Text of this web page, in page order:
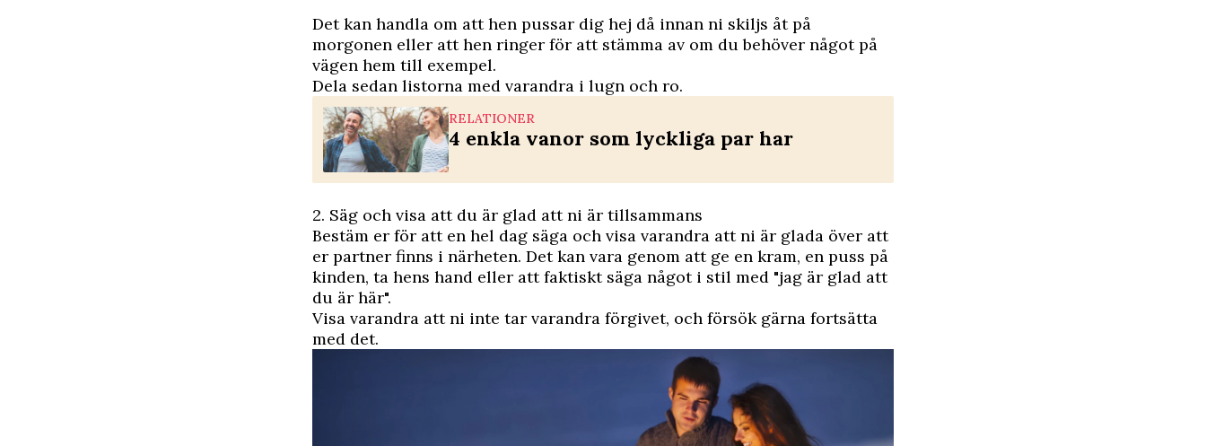
Det kan handla om att hen pussar dig hej då innan ni skiljs åt på
morgonen eller att hen ringer för att stämma av om du behöver något på
vägen hem till exempel.
Dela sedan listorna med varandra i lugn och ro.
RELATIONER
4 enkla vanor som lyckliga par har
2. Säg och visa att du är glad att ni är tillsammans
Bestäm er för att en hel dag säga och visa varandra att ni är glada över att
er partner finns i närheten. Det kan vara genom att ge en kram, en puss på
kinden, ta hens hand eller att faktiskt säga något i stil med "jag är glad att
du är här".
Visa varandra att ni inte tar varandra förgivet, och försök gärna fortsätta
med det.